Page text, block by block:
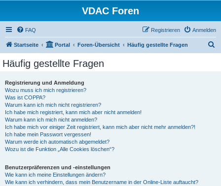
VDAC Foren
FAQ Anmelden
Registrieren
Startseite Portal Foren-Übersicht Häufig gestellte Fragen
Häufig gestellte Fragen
Registrierung und Anmeldung
Wozu muss ich mich registrieren?
Was ist COPPA?
Warum kann ich mich nicht registrieren?
Ich habe mich registriert, kann mich aber nicht anmelden!
Warum kann ich mich nicht anmelden?
Ich habe mich vor einiger Zeit registriert, kann mich aber nicht mehr anmelden?!
Ich habe mein Passwort vergessen!
Warum werde ich automatisch abgemeldet?
Wozu ist die Funktion „Alle Cookies löschen“?
Benutzerpräferenzen und -einstellungen
Wie kann ich meine Einstellungen ändern?
Wie kann ich verhindern, dass mein Benutzername in der Online-Liste auftaucht?